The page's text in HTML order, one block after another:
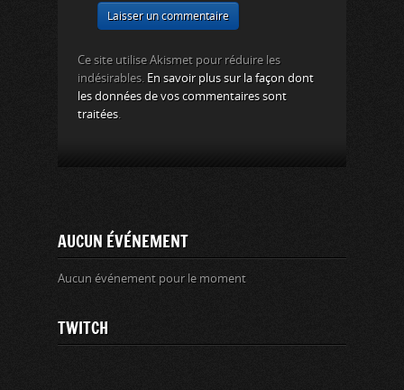
Ce site utilise Akismet pour réduire les
indésirables. En savoir plus sur la façon dont
les données de vos commentaires sont
traitées
AUCUN ÉVÉNEMENT
Aucun événement pour le moment
TWITCH